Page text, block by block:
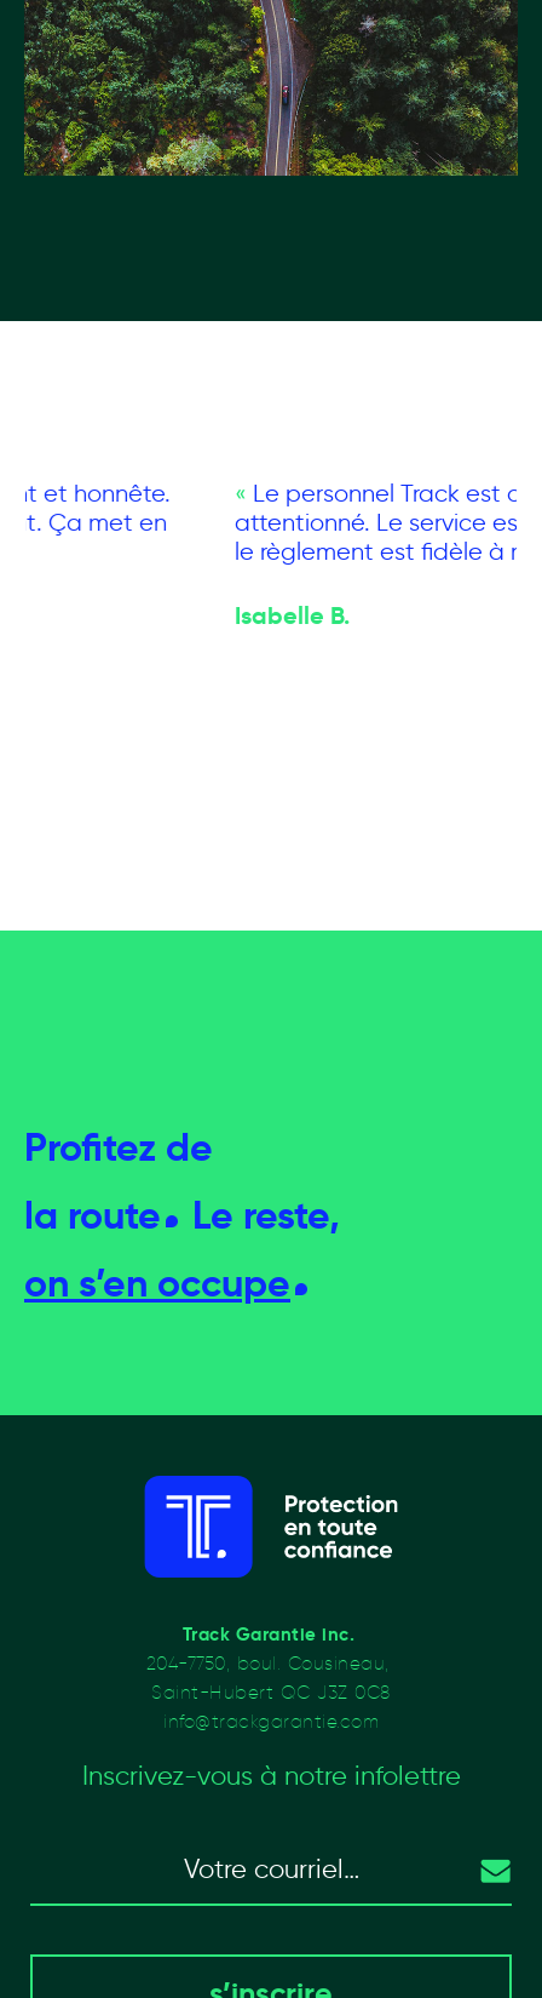
Le personnel Track est courtois et
attentionné. Le service est efficace et
le règlement est fidèle à mon contrat.
Profitez de
la route
Le reste,
on s’en occupe
Track Garantie inc.
204-7750, boul. Cousineau,
Saint-Hubert QC J3Z 0C8
info@trackgarantie.com
Inscrivez-vous à notre infolettre